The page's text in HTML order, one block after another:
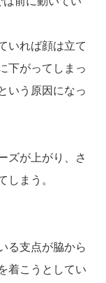
いれば顔は立て
下がってしまっ
いう原因になっ
ズが上がり、さ
しまう。
る支点が脇から
着こうとしてい